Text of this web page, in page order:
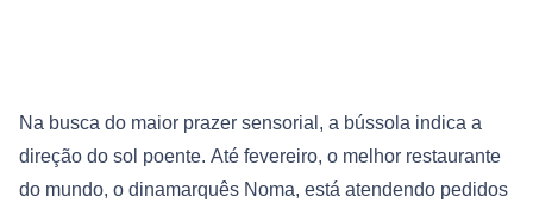
Na busca do maior prazer sensorial, a bússola indica a
direção do sol poente. Até fevereiro, o melhor restaurante
do mundo, o dinamarquês Noma, está atendendo pedidos